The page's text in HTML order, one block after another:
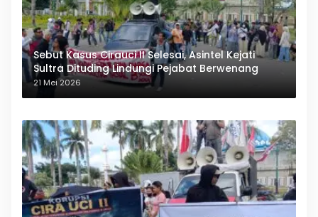
Sebut Kasus Cirauci II Selesai, Asintel Kejati
Sultra Dituding Lindungi Pejabat Berwenang
21 Mei 2026